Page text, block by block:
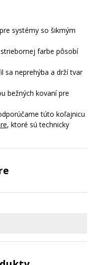
systémy so šikmým
farbe pôsobí
sa neprehýba a drží tvar
bežných kovaní pre
túto koľajnicu
, ktoré sú technicky